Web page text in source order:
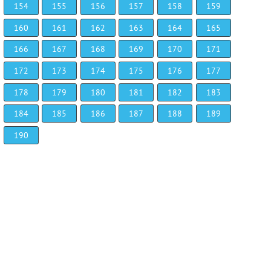
154
155 156 157 158
159
160
161 162 163 164
165
166
167 168 169 170
171
172
173 174 175 176
177
178
179 180 181 182
183
184
185 186 187 188
189
190